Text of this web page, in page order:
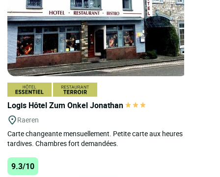
Logis Hôtel Zum Onkel Jonathan
Raeren
Carte changeante mensuellement. Petite carte aux heures
tardives. Chambres fort demandées.
9.3/10